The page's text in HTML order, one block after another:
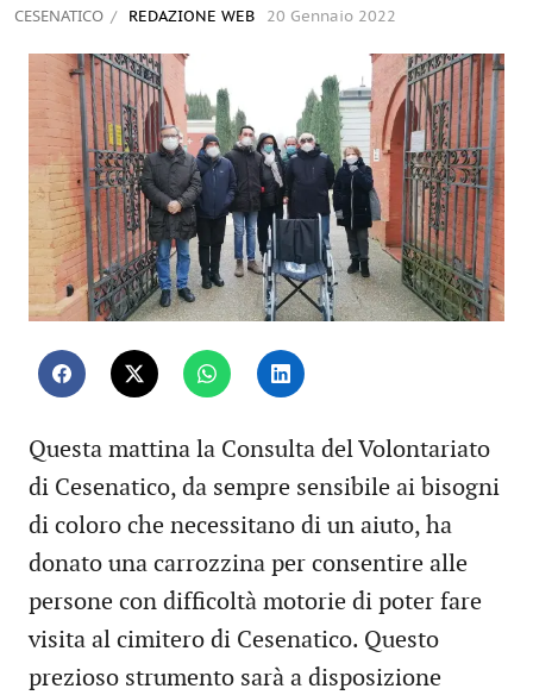
CESENATICO REDAZIONE WEB 20 Gennaio 2022
Questa mattina la Consulta del Volontariato
di Cesenatico, da sempre sensibile ai bisogni
di coloro che necessitano di un aiuto, ha
donato una carrozzina per consentire alle
persone con difficoltà motorie di poter fare
visita al cimitero di Cesenatico. Questo
prezioso strumento sarà a disposizione